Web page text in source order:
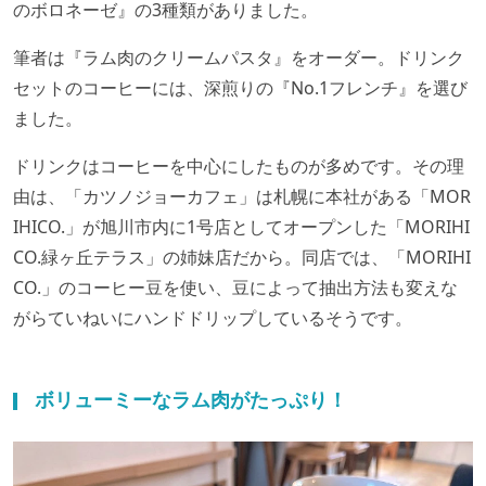
のボロネーゼ』の3種類がありました。
筆者は『ラム肉のクリームパスタ』をオーダー。ドリンク
セットのコーヒーには、深煎りの『No.1フレンチ』を選び
ました。
ドリンクはコーヒーを中心にしたものが多めです。その理
由は、「カツノジョーカフェ」は札幌に本社がある「MOR
IHICO.」が旭川市内に1号店としてオープンした「MORIHI
CO.緑ヶ丘テラス」の姉妹店だから。同店では、「MORIHI
CO.」のコーヒー豆を使い、豆によって抽出方法も変えな
がらていねいにハンドドリップしているそうです。
ボリューミーなラム肉がたっぷり！